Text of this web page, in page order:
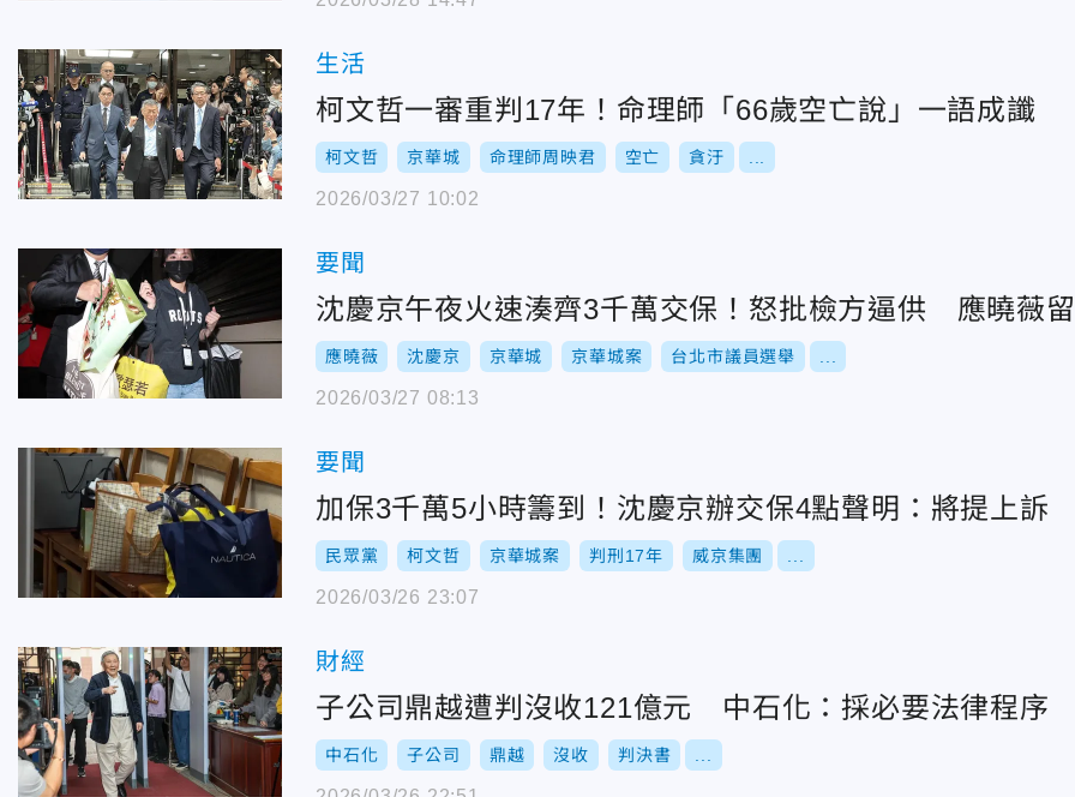
生活
柯文哲一審重判17年！命理師「66歲空亡說」一語成讖
柯文哲 京華城 命理師周映君 空亡 貪汙
2026/03/27 10:02
要聞
沈慶京午夜火速湊齊3千萬交保！怒批檢方逼供 應曉薇
應曉薇 沈慶京 京華城 京華城案 台北市議員選舉
2026/03/27 08:13
要聞
加保3千萬5小時籌到！沈慶京辦交保4點聲明：將提上訴
民眾黨 柯文哲 京華城案 判刑17年 威京集團
2026/03/26 23:07
財經
子公司鼎越遭判沒收121億元 中石化：採必要法律程序
中石化 子公司 鼎越 沒收 判決書